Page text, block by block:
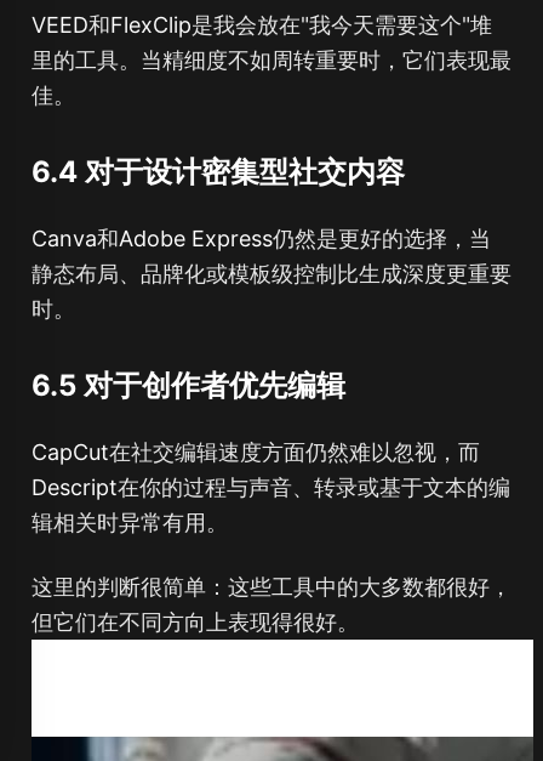
VEED和FlexClip是我会放在"我今天需要这个"堆
里的工具。当精细度不如周转重要时，它们表现最
佳。
6.4 对于设计密集型社交内容
Canva和Adobe Express仍然是更好的选择，当
静态布局、品牌化或模板级控制比生成深度更重要
时。
6.5 对于创作者优先编辑
CapCut在社交编辑速度方面仍然难以忽视，而
Descript在你的过程与声音、转录或基于文本的编
辑相关时异常有用。
这里的判断很简单：这些工具中的大多数都很好，
但它们在不同方向上表现得很好。